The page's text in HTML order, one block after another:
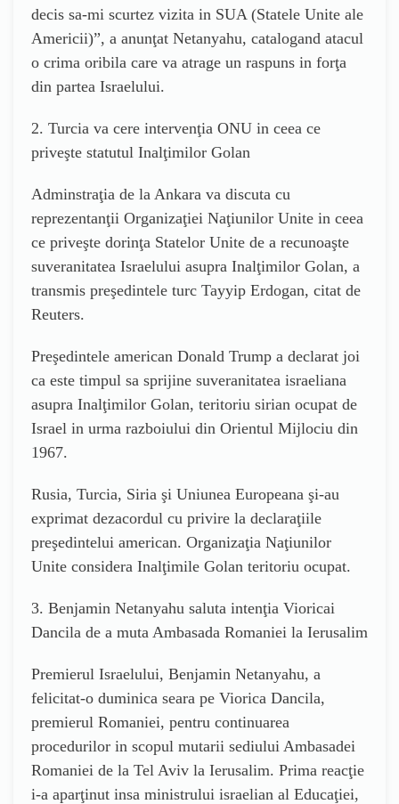
decis sa-mi scurtez vizita in SUA (Statele Unite ale
Americii)”, a anunţat Netanyahu, catalogand atacul
o crima oribila care va atrage un raspuns in forţa
din partea Israelului.
2. Turcia va cere intervenţia ONU in ceea ce
priveşte statutul Inalţimilor Golan
Adminstraţia de la Ankara va discuta cu
reprezentanţii Organizaţiei Naţiunilor Unite in ceea
ce priveşte dorinţa Statelor Unite de a recunoaşte
suveranitatea Israelului asupra Inalţimilor Golan, a
transmis preşedintele turc Tayyip Erdogan, citat de
Reuters.
Preşedintele american Donald Trump a declarat joi
ca este timpul sa sprijine suveranitatea israeliana
asupra Inalţimilor Golan, teritoriu sirian ocupat de
Israel in urma razboiului din Orientul Mijlociu din
1967.
Rusia, Turcia, Siria şi Uniunea Europeana şi-au
exprimat dezacordul cu privire la declaraţiile
preşedintelui american. Organizaţia Naţiunilor
Unite considera Inalţimile Golan teritoriu ocupat.
3. Benjamin Netanyahu saluta intenţia Vioricai
Dancila de a muta Ambasada Romaniei la Ierusalim
Premierul Israelului, Benjamin Netanyahu, a
felicitat-o duminica seara pe Viorica Dancila,
premierul Romaniei, pentru continuarea
procedurilor in scopul mutarii sediului Ambasadei
Romaniei de la Tel Aviv la Ierusalim. Prima reacţie
i-a aparţinut insa ministrului israelian al Educaţiei,